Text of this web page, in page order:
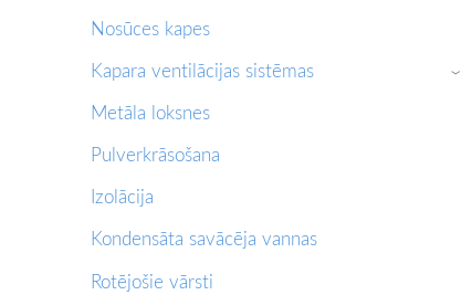
Nosūces kapes
Kapara ventilācijas sistēmas
›
Metāla loksnes
Pulverkrāsošana
Izolācija
Kondensāta savācēja vannas
Rotējošie vārsti